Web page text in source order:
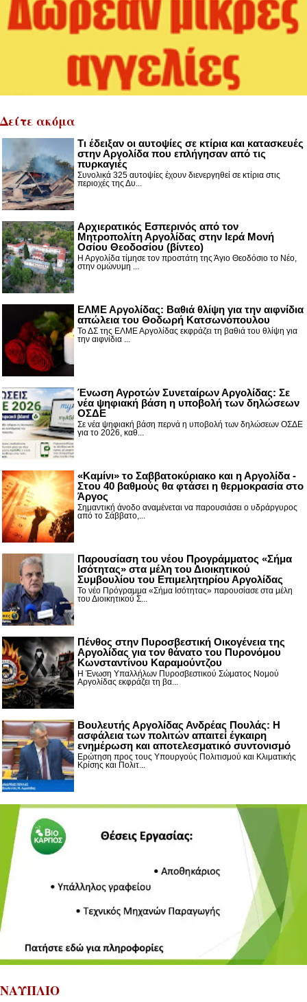
Δείτε ακόμα
Τι έδειξαν οι αυτοψίες σε κτίρια και κατασκευές
στην Αργολίδα που επλήγησαν από τις
πυρκαγιές
Συνολικά 325 αυτοψίες έχουν διενεργηθεί σε κτίρια στις
περιοχές της Δυ...
Αρχιερατικός Εσπερινός από τον
Μητροπολίτη Αργολίδας στην Ιερά Μονή
Οσίου Θεοδοσίου (βίντεο)
Η Αργολίδα τίμησε τον προστάτη της Άγιο Θεοδόσιο το Νέο,
στην ομώνυμη ...
ΕΛΜΕ Αργολίδας: Βαθιά θλίψη για την αιφνίδια
απώλεια του Θοδωρή Κατσωνόπουλου
Το ΔΣ της ΕΛΜΕ Αργολίδας εκφράζει τη βαθιά του θλίψη για
την αιφνίδια ...
Ένωση Αγροτών Συνεταίρων Αργολίδας: Σε
νέα ψηφιακή βάση η υποβολή των δηλώσεων
ΟΣΔΕ
Σε νέα ψηφιακή βάση περνά η υποβολή των δηλώσεων ΟΣΔΕ
για το 2026, καθ...
«Καμίνι» το Σαββατοκύριακο και η Αργολίδα -
Στου 40 βαθμούς θα φτάσει η θερμοκρασία στο
Άργος
Σημαντική άνοδο αναμένεται να παρουσιάσει ο υδράργυρος
από το Σάββατο,...
Παρουσίαση του νέου Προγράμματος «Σήμα
Ισότητας» στα μέλη του Διοικητικού
Συμβουλίου του Επιμελητηρίου Αργολίδας
Το νέο Πρόγραμμα «Σήμα Ισότητας» παρουσίασε στα μέλη
του Διοικητικού Σ...
Πένθος στην Πυροσβεστική Οικογένεια της
Αργολίδας για τον θάνατο του Πυρονόμου
Κωνσταντίνου Καραμούντζου
Η Ένωση Υπαλλήλων Πυροσβεστικού Σώματος Νομού
Αργολίδας εκφράζει τη βα...
Βουλευτής Αργολίδας Ανδρέας Πουλάς: Η
ασφάλεια των πολιτών απαιτεί έγκαιρη
ενημέρωση και αποτελεσματικό συντονισμό
Ερώτηση προς τους Υπουργούς Πολιτισμού και Κλιματικής
Κρίσης και Πολιτ...
ΝΑΥΠΛΙΟ